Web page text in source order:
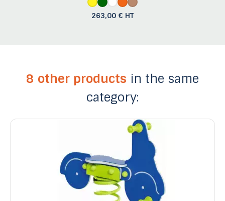
263,00 € HT
8 other products in the same
category: